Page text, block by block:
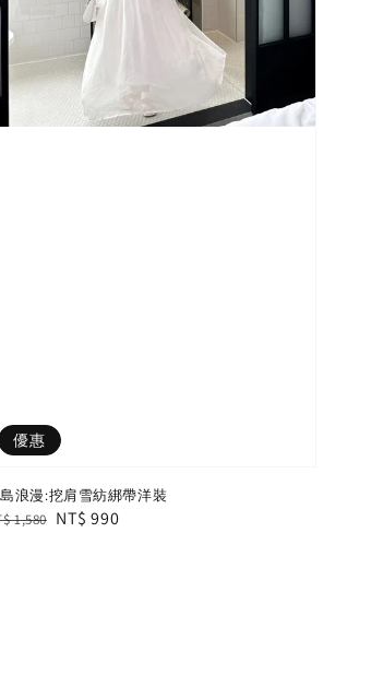
優惠
浪漫:挖肩雪紡綁帶洋裝
1,580 Sale
NT$ 990